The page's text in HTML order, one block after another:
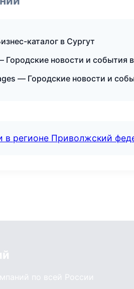
каталог в Сургут
новости и события
— Городские новости и
в регионе Приволжский
по всей России